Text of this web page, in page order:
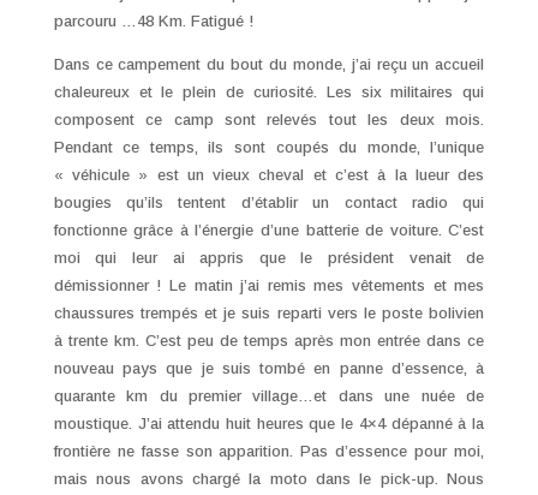
parcouru …48 Km. Fatigué !
Dans ce campement du bout du monde, j’ai reçu un accueil
chaleureux et le plein de curiosité. Les six militaires qui
composent ce camp sont relevés tout les deux mois.
Pendant ce temps, ils sont coupés du monde, l’unique
« véhicule » est un vieux cheval et c’est à la lueur des
bougies qu’ils tentent d’établir un contact radio qui
fonctionne grâce à l’énergie d’une batterie de voiture. C’est
moi qui leur ai appris que le président venait de
démissionner ! Le matin j’ai remis mes vêtements et mes
chaussures trempés et je suis reparti vers le poste bolivien
à trente km. C’est peu de temps après mon entrée dans ce
nouveau pays que je suis tombé en panne d’essence, à
quarante km du premier village…et dans une nuée de
moustique. J’ai attendu huit heures que le 4×4 dépanné à la
frontière ne fasse son apparition. Pas d’essence pour moi,
mais nous avons chargé la moto dans le pick-up. Nous